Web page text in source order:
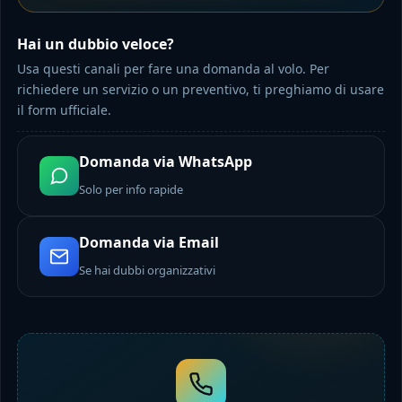
Hai un dubbio veloce?
Usa questi canali per fare una domanda al volo. Per
richiedere un servizio o un preventivo, ti preghiamo di usare
il form ufficiale.
Domanda via WhatsApp
Solo per info rapide
Domanda via Email
Se hai dubbi organizzativi